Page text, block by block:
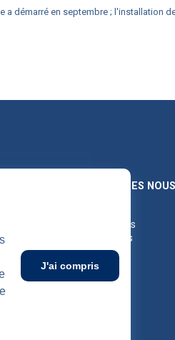
J'ai compris
a démarré en septembre ; l'installation
QUI SOMMES
Nos agences
Publications